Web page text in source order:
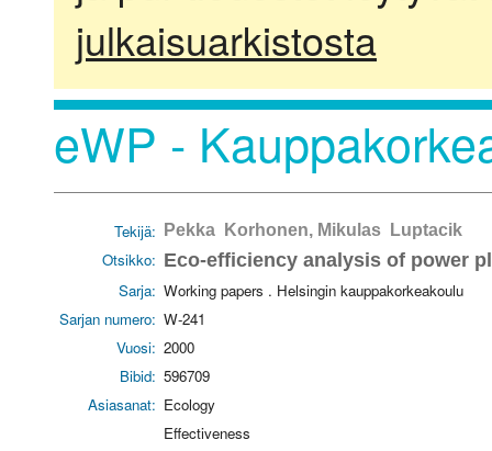
julkaisuarkistosta
eWP -
Tekijä: Pekka Korhonen, Mikulas Luptacik
Otsikko: Eco-efficiency analysis of power
Sarja: Working papers . Helsingin kauppakorkeakoulu
Sarjan numero: W-241
Vuosi: 2000
Bibid: 596709
Asiasanat: Ecology
Effectiveness